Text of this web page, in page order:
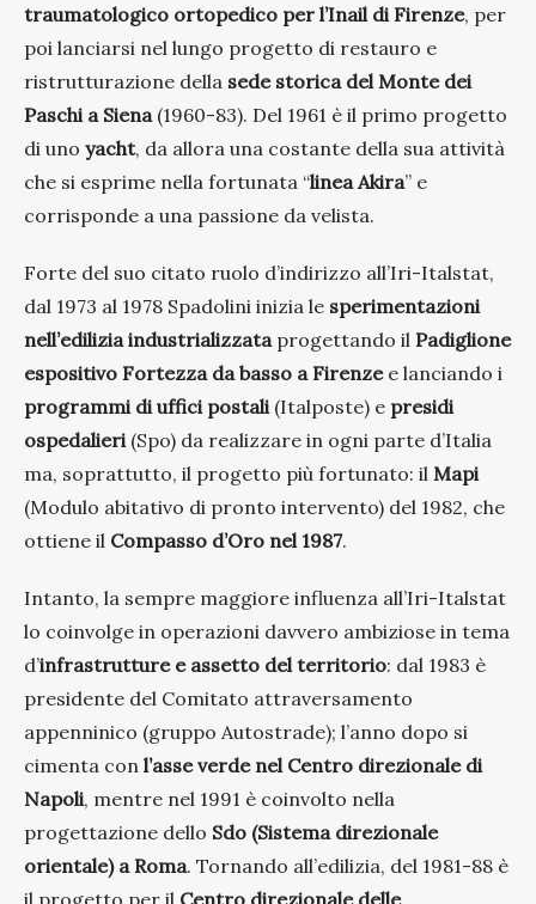
traumatologico ortopedico per l’Inail di Firenze, per
poi lanciarsi nel lungo progetto di restauro e
ristrutturazione della sede storica del Monte dei
Paschi a Siena (1960-83). Del 1961 è il primo progetto
di uno yacht, da allora una costante della sua attività
che si esprime nella fortunata “linea Akira” e
corrisponde a una passione da velista.
Forte del suo citato ruolo d’indirizzo all’Iri-Italstat,
dal 1973 al 1978 Spadolini inizia le sperimentazioni
nell’edilizia industrializzata progettando il Padiglione
espositivo Fortezza da basso a Firenzee lanciando i
programmi di uffici postali (Italposte) e presidi
ospedalieri (Spo) da realizzare in ogni parte d’Italia
ma, soprattutto, il progetto più fortunato: il Mapi
(Modulo abitativo di pronto intervento) del 1982, che
ottiene il Compasso d’Oro nel 1987.
Intanto, la sempre maggiore influenza all’Iri-Italstat
lo coinvolge in operazioni davvero ambiziose in tema
d’infrastrutture e assetto del territorio: dal 1983 è
presidente del Comitato attraversamento
appenninico (gruppo Autostrade); l’anno dopo si
cimenta con l’asse verde nel Centro direzionale di
Napoli, mentre nel 1991 è coinvolto nella
progettazione dello Sdo (Sistema direzionale
orientale) a Roma. Tornando all’edilizia, del 1981-88 è
il progetto per il Centro direzionale delle